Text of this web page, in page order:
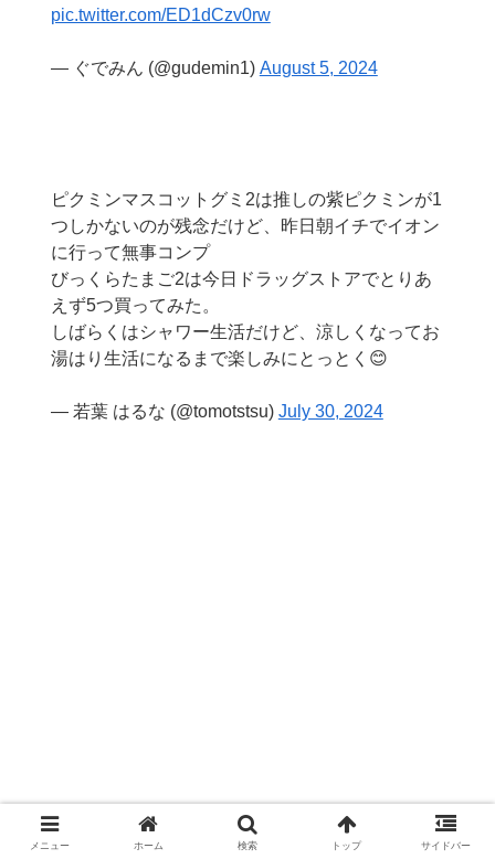
pic.twitter.com/ED1dCzv0rw
— ぐでみん (@gudemin1) August 5, 2024
ピクミンマスコットグミ2は推しの紫ピクミンが1
つしかないのが残念だけど、昨日朝イチでイオン
に行って無事コンプ
びっくらたまご2は今日ドラッグストアでとりあ
えず5つ買ってみた。
しばらくはシャワー生活だけど、涼しくなってお
湯はり生活になるまで楽しみにとっとく😊
— 若葉 はるな (@tomotstsu) July 30, 2024
メニュー ホーム 検索 トップ サイドバー